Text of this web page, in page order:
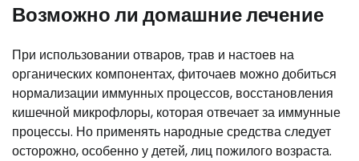
Возможно ли домашние лечение
При использовании отваров, трав и настоев на
органических компонентах, фиточаев можно добиться
нормализации иммунных процессов, восстановления
кишечной микрофлоры, которая отвечает за иммунные
процессы. Но применять народные средства следует
осторожно, особенно у детей, лиц пожилого возраста.